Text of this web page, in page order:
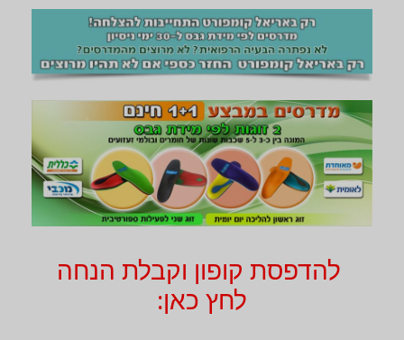
להדפסת קופון וקבלת הנחה
לחץ כאן: